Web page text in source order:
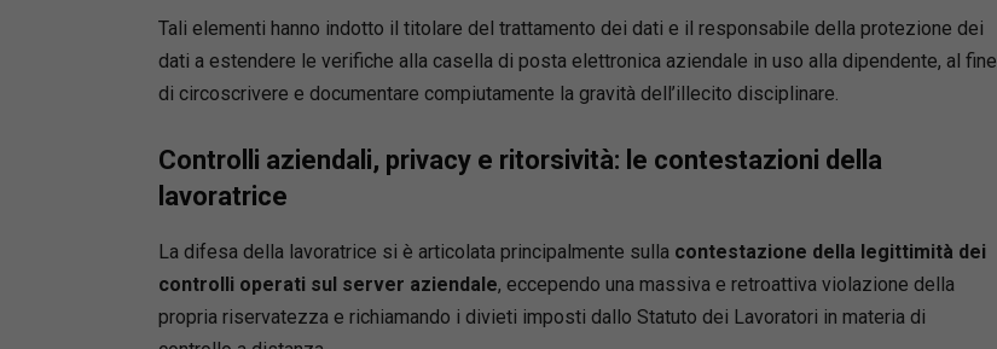
Tali elementi hanno indotto il titolare del trattamento dei dati e il responsabile della protezione dei
dati a estendere le verifiche alla casella di posta elettronica aziendale in uso alla dipendente, al fine
di circoscrivere e documentare compiutamente la gravità dell’illecito disciplinare.
Controlli aziendali, privacy e ritorsività: le contestazioni della
lavoratrice
La difesa della lavoratrice si è articolata principalmente sulla contestazione della legittimità dei
controlli operati sul server aziendale, eccependo una massiva e retroattiva violazione della
propria riservatezza e richiamando i divieti imposti dallo Statuto dei Lavoratori in materia di